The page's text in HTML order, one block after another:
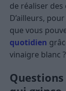
de réaliser
D’ailleurs,
que vous
quotidien
vinaigre blanc ?